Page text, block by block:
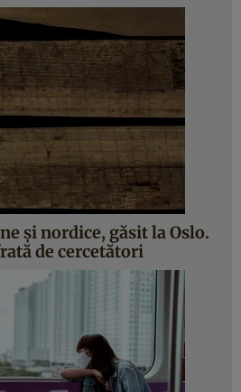
și nordice, găsit la Oslo.
de cercetători